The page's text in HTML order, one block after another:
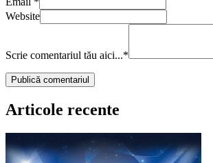
Website
Scrie comentariul tău aici...*
Articole recente